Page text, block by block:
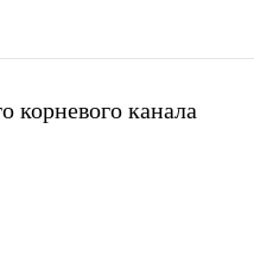
корневого канала